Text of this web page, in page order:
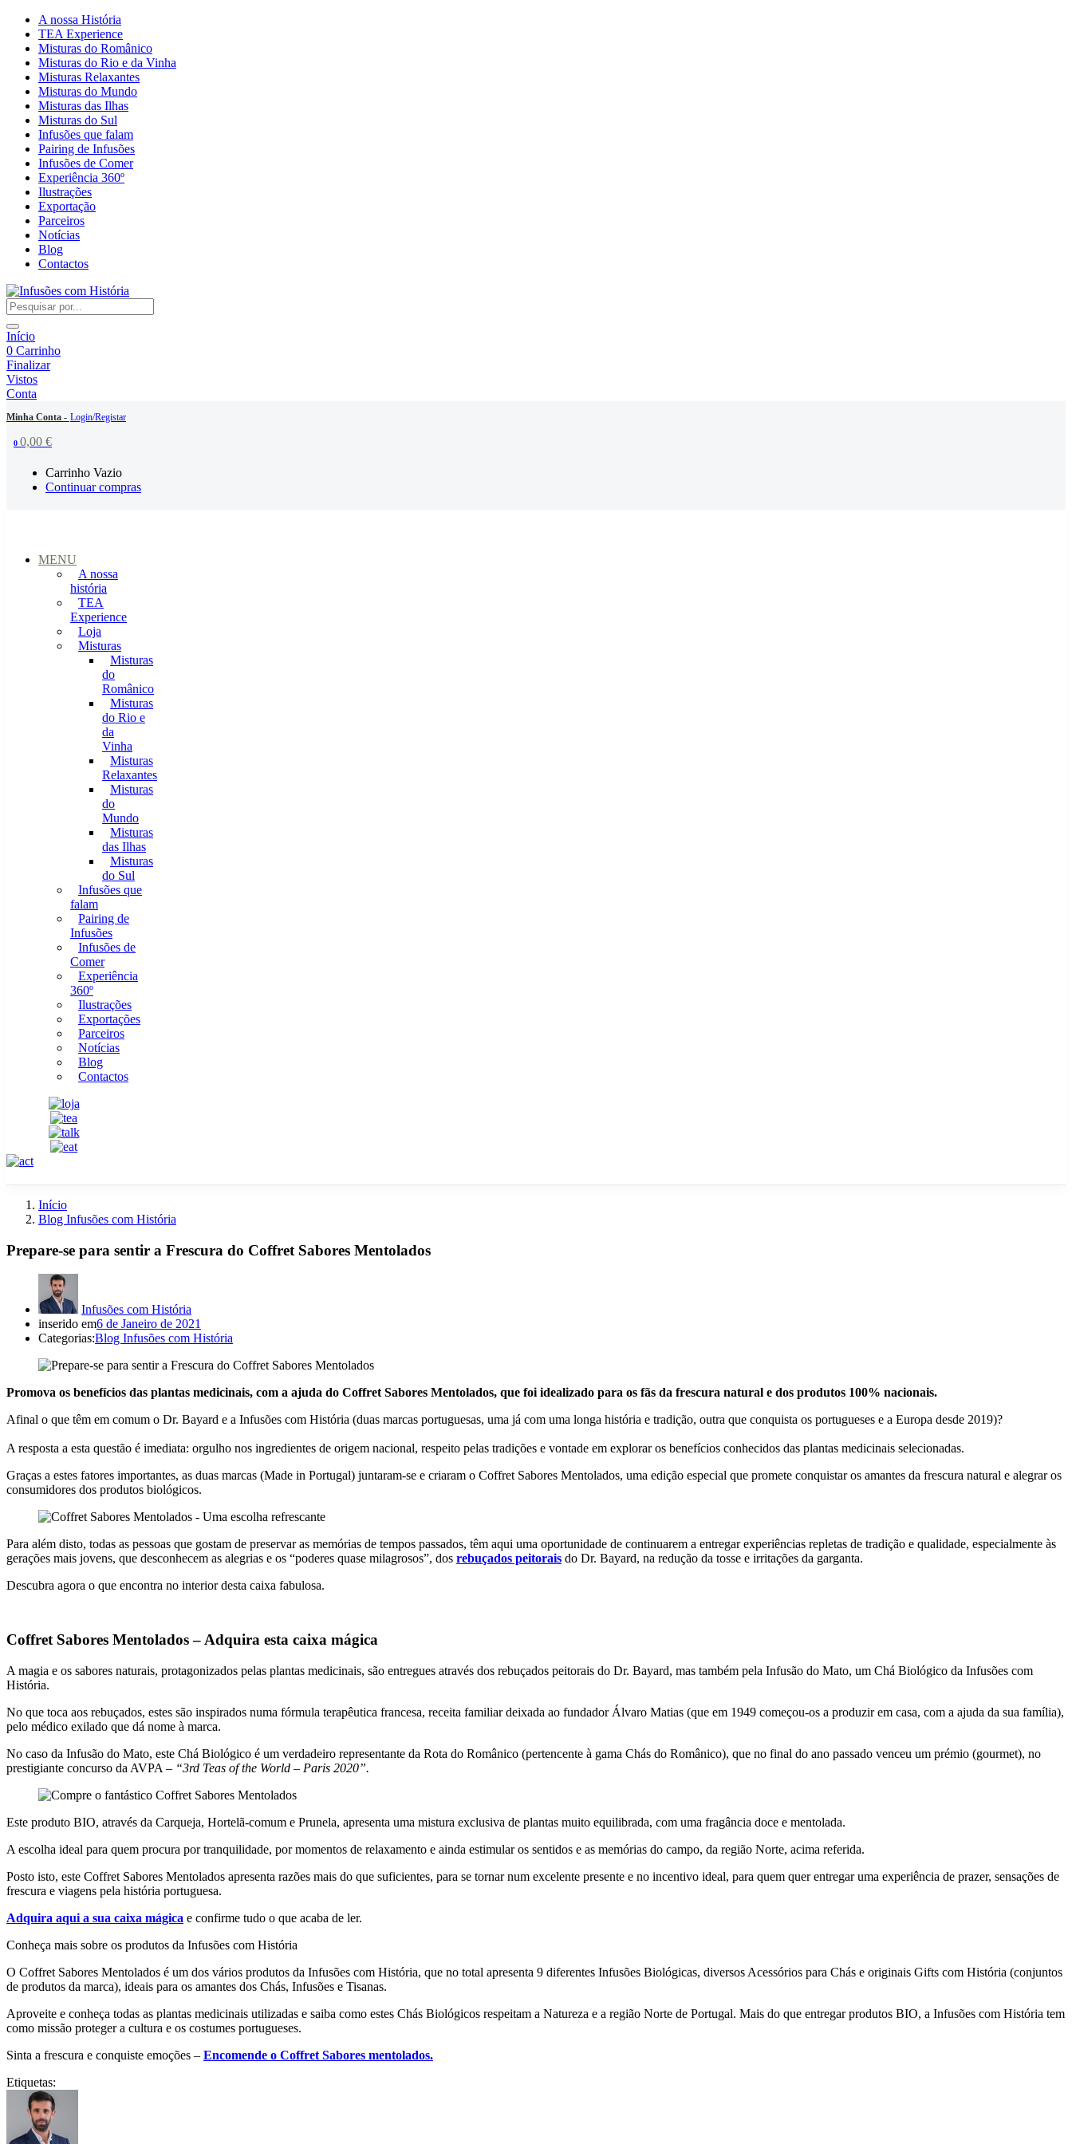
A nossa História
TEA Experience
Misturas do Românico
Misturas do Rio e da Vinha
Misturas Relaxantes
Misturas do Mundo
Misturas das Ilhas
Misturas do Sul
Infusões que falam
Pairing de Infusões
Infusões de Comer
Experiência 360º
Ilustrações
Exportação
Parceiros
Notícias
Blog
Contactos
Início
0 Carrinho
Finalizar
Vistos
Conta
Minha Conta - Login/Registar
0 0,00 €
Carrinho Vazio
Continuar compras
MENU
A nossa
história
TEA
Experience
Loja
Misturas
Misturas
do
Românico
Misturas
do Rio e
da
Vinha
Misturas
Relaxantes
Misturas
do
Mundo
Misturas
das Ilhas
Misturas
do Sul
Infusões que
falam
Pairing de
Infusões
Infusões de
Comer
Experiência
360º
Ilustrações
Exportações
Parceiros
Notícias
Blog
Contactos
Início
Blog Infusões com História
Prepare-se para sentir a Frescura do Coffret Sabores Mentolados
Infusões com História
inserido em6 de Janeiro de 2021
Categorias:Blog Infusões com História
Promova os benefícios das plantas medicinais, com a ajuda do Coffret Sabores Mentolados, que foi idealizado para os fãs da frescura natural e dos produtos 100% nacionais.
Afinal o que têm em comum o Dr. Bayard e a Infusões com História (duas marcas portuguesas, uma já com uma longa história e tradição, outra que conquista os portugueses e a Europa desde 2019)?
A resposta a esta questão é imediata: orgulho nos ingredientes de origem nacional, respeito pelas tradições e vontade em explorar os benefícios conhecidos das plantas medicinais selecionadas.
Graças a estes fatores importantes, as duas marcas (Made in Portugal) juntaram-se e criaram o Coffret Sabores Mentolados, uma edição especial que promete conquistar os amantes da frescura natural e alegrar os
consumidores dos produtos biológicos.
Para além disto, todas as pessoas que gostam de preservar as memórias de tempos passados, têm aqui uma oportunidade de continuarem a entregar experiências repletas de tradição e qualidade, especialmente às
gerações mais jovens, que desconhecem as alegrias e os “poderes quase milagrosos”, dos rebuçados peitorais do Dr. Bayard, na redução da tosse e irritações da garganta.
Descubra agora o que encontra no interior desta caixa fabulosa.
Coffret Sabores Mentolados – Adquira esta caixa mágica
A magia e os sabores naturais, protagonizados pelas plantas medicinais, são entregues através dos rebuçados peitorais do Dr. Bayard, mas também pela Infusão do Mato, um Chá Biológico da Infusões com
História.
No que toca aos rebuçados, estes são inspirados numa fórmula terapêutica francesa, receita familiar deixada ao fundador Álvaro Matias (que em 1949 começou-os a produzir em casa, com a ajuda da sua família),
pelo médico exilado que dá nome à marca.
No caso da Infusão do Mato, este Chá Biológico é um verdadeiro representante da Rota do Românico (pertencente à gama Chás do Românico), que no final do ano passado venceu um prémio (gourmet), no
prestigiante concurso da AVPA – “3rd Teas of the World – Paris 2020”.
Este produto BIO, através da Carqueja, Hortelã-comum e Prunela, apresenta uma mistura exclusiva de plantas muito equilibrada, com uma fragância doce e mentolada.
A escolha ideal para quem procura por tranquilidade, por momentos de relaxamento e ainda estimular os sentidos e as memórias do campo, da região Norte, acima referida.
Posto isto, este Coffret Sabores Mentolados apresenta razões mais do que suficientes, para se tornar num excelente presente e no incentivo ideal, para quem quer entregar uma experiência de prazer, sensações de
frescura e viagens pela história portuguesa.
Adquira aqui a sua caixa mágica e confirme tudo o que acaba de ler.
Conheça mais sobre os produtos da Infusões com História
O Coffret Sabores Mentolados é um dos vários produtos da Infusões com História, que no total apresenta 9 diferentes Infusões Biológicas, diversos Acessórios para Chás e originais Gifts com História (conjuntos
de produtos da marca), ideais para os amantes dos Chás, Infusões e Tisanas.
Aproveite e conheça todas as plantas medicinais utilizadas e saiba como estes Chás Biológicos respeitam a Natureza e a região Norte de Portugal. Mais do que entregar produtos BIO, a Infusões com História tem
como missão proteger a cultura e os costumes portugueses.
Sinta a frescura e conquiste emoções – Encomende o Coffret Sabores mentolados.
Etiquetas: